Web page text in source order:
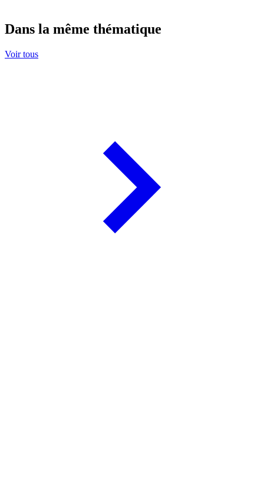
Dans la même thématique
Voir tous